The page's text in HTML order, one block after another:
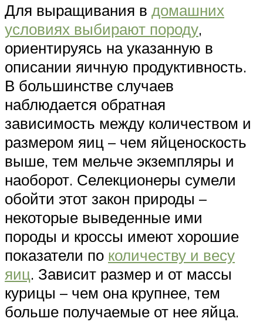
Для выращивания в домашних
условиях выбирают породу,
ориентируясь на указанную в
описании яичную продуктивность.
В большинстве случаев
наблюдается обратная
зависимость между количеством и
размером яиц – чем яйценоскость
выше, тем мельче экземпляры и
наоборот. Селекционеры сумели
обойти этот закон природы –
некоторые выведенные ими
породы и кроссы имеют хорошие
показатели по количеству и весу
яиц. Зависит размер и от массы
курицы – чем она крупнее, тем
больше получаемые от нее яйца.